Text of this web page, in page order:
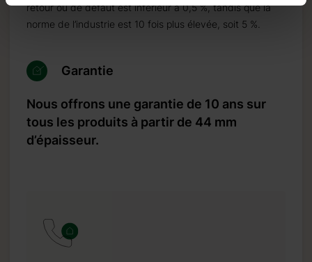
retour ou de défaut est inférieur à 0,5 %, tandis que la
norme de l’industrie est 10 fois plus élevée, soit 5 %.
Garantie
Nous offrons une garantie de 10 ans sur
tous les produits à partir de 44 mm
d’épaisseur.